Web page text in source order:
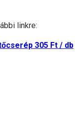
linkre:
305 Ft / db